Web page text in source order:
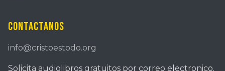
Contactanos
info@cristoestodo.org
Solicita audiolibros gratuitos por correo electronico.